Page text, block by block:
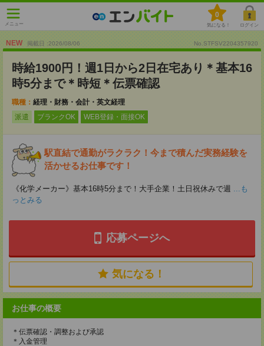
メニュー
0
気になる！ ログイン
NEW 掲載日 :2026/08/06 No.STFSV2204357920
時給1900円！週1日から2日在宅あり＊基本16
時5分まで＊時短＊伝票確認
職種： 経理・財務・会計・英文経理
派遣
ブランクOK WEB登録・面接OK
駅直結で通勤がラクラク！今まで積んだ実務経験を
活かせるお仕事です！
《化学メーカー》基本16時5分まで！大手企業！土日祝休みで週 ...も
っとみる
応募ページへ
気になる！
お仕事の概要
＊伝票確認・調整および承認
＊入金管理